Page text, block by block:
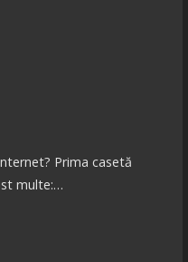
Prima casetă
multe:…